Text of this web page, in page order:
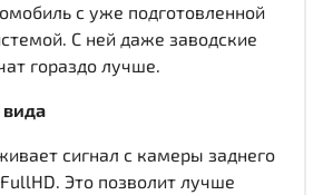
с уже подготовленной
С ней даже заводские
гораздо лучше.
вида
сигнал с камеры заднего
Это позволит лучше